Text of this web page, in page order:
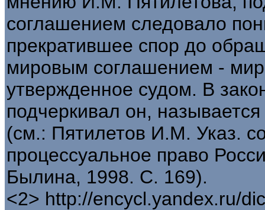
соглашением следовало
прекратившее спор до
мировым соглашением -
утвержденное судом. В
подчеркивал он,
(см.: Пятилетов И.М. Указ.
процессуальное право
Былина, 1998. С. 169).
<2> http://encycl.yandex.ru/